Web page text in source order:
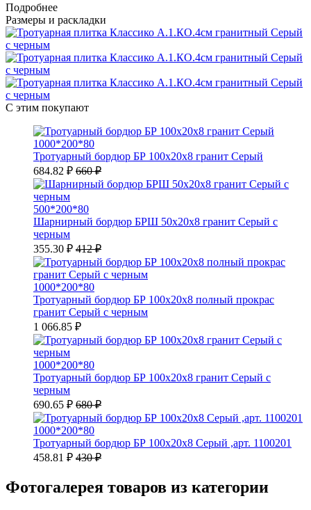
Подробнее
Размеры и раскладки
С этим покупают
1000*200*80
Тротуарный бордюр БР 100х20х8 гранит Серый
684.82 ₽ 660 ₽
500*200*80
Шарнирный бордюр БРШ 50х20х8 гранит Серый с
черным
355.30 ₽ 412 ₽
1000*200*80
Тротуарный бордюр БР 100х20х8 полный прокрас
гранит Серый с черным
1 066.85 ₽
1000*200*80
Тротуарный бордюр БР 100х20х8 гранит Серый с
черным
690.65 ₽ 680 ₽
1000*200*80
Тротуарный бордюр БР 100х20х8 Серый ,арт. 1100201
458.81 ₽ 430 ₽
Фотогалерея товаров из категории